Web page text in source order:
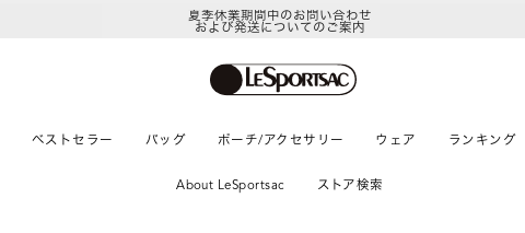
夏季休業期間中のお問い合わせ
および発送についてのご案内
ベストセラー バッグ ポーチ/アクセサリー ウェア ランキング
About LeSportsac ストア検索